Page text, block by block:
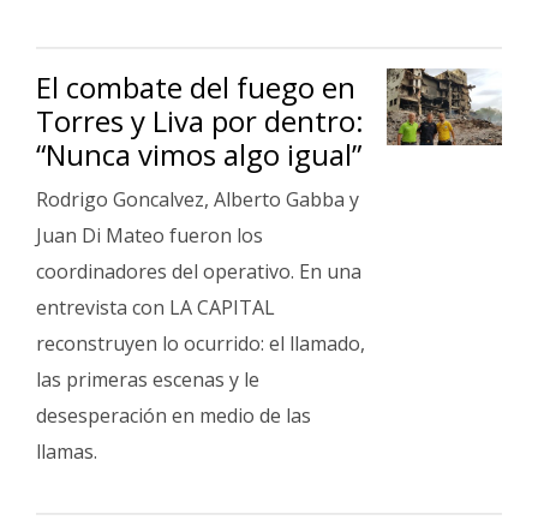
El combate del fuego en
Torres y Liva por dentro:
“Nunca vimos algo igual”
Rodrigo Goncalvez, Alberto Gabba y
Juan Di Mateo fueron los
coordinadores del operativo. En una
entrevista con LA CAPITAL
reconstruyen lo ocurrido: el llamado,
las primeras escenas y le
desesperación en medio de las
llamas.